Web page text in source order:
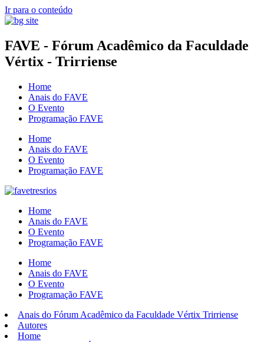
Ir para o conteúdo
FAVE - Fórum Acadêmico da Faculdade
Vértix - Trirriense
Home
Anais do FAVE
O Evento
Programação FAVE
Home
Anais do FAVE
O Evento
Programação FAVE
Home
Anais do FAVE
O Evento
Programação FAVE
Home
Anais do FAVE
O Evento
Programação FAVE
Anais do Fórum Acadêmico da Faculdade Vértix Trirriense
Autores
Home